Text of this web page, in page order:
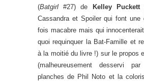
(Batgirl #27) de Kelley Puckett
Cassandra et Spoiler qui font une
fois macabre mais qui
quoi requinquer la Bat-Famille et
à la moitié du livre !) sur le propos
(malheureusement desservi
planches de Phil Noto et la